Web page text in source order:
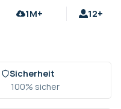
1M+ 12+
Sicherheit
100% sicher